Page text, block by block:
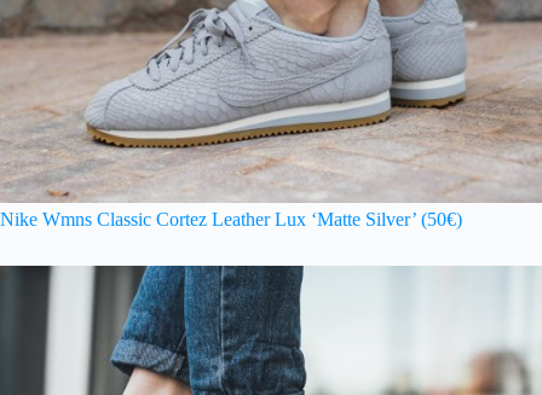
Nike Wmns Classic Cortez Leather Lux ‘Matte Silver’ (50€)